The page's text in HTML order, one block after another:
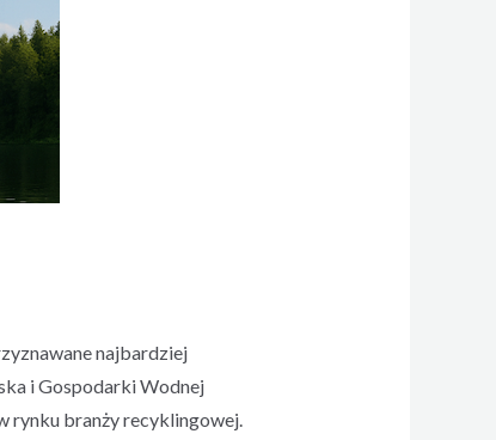
najbardziej
i Gospodarki Wodnej
rynku branży recyklingowej.